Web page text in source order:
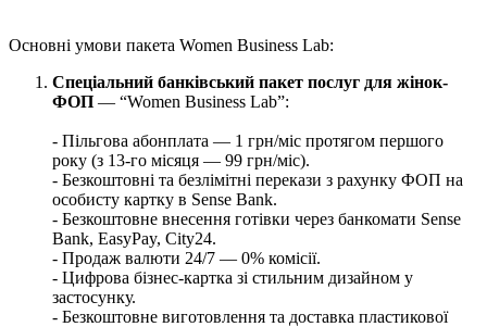
Основні умови пакета Women Business Lab:
Спеціальний банківський пакет послуг для жінок-
ФОП — “Women Business Lab”:
- Пільгова абонплата — 1 грн/міс протягом першого
року (з 13-го місяця — 99 грн/міс).
- Безкоштовні та безлімітні перекази з рахунку ФОП на
особисту картку в Sense Bank.
- Безкоштовне внесення готівки через банкомати Sense
Bank, EasyPay, City24.
- Продаж валюти 24/7 — 0% комісії.
- Цифрова бізнес-картка зі стильним дизайном у
застосунку.
- Безкоштовне виготовлення та доставка пластикової